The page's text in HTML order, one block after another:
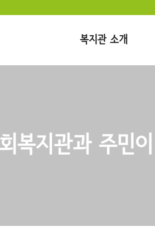
복지관 소개
복지관과 주민